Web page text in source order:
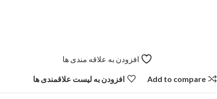
افزودن به علاقه مندی ها
Add to compare افزودن به لیست علاقمندی ها